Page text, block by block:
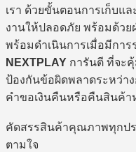
เรา ด้วยขั้นตอนการเก็บแ
งานให้ปลอดภัย พร้อมด้วย
พร้อมดำเนินการเมื่อมีการ
NEXTPLAY การันตี ที่จะ
ป้องกันข้อผิดพลาดระหว่า
คำขอเงินคืนหรือคืนสินค้
คัดสรรสินค้าคุณภาพทุกป
ตามใจ